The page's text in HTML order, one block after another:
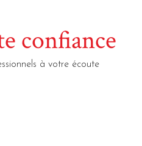
confiance
à votre écoute